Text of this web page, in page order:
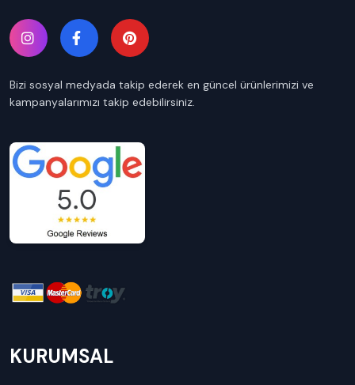
Bizi sosyal medyada takip ederek en güncel ürünlerimizi ve
kampanyalarımızı takip edebilirsiniz.
KURUMSAL